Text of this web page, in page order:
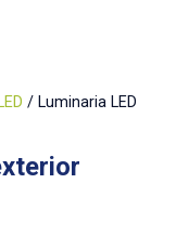
/ Luminaria LED